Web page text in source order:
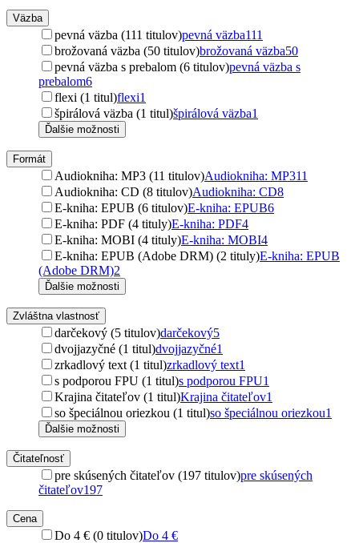
Väzba
pevná väzba (111 titulov)pevná väzba111
brožovaná väzba (50 titulov)brožovaná väzba50
pevná väzba s prebalom (6 titulov)pevná väzba s
prebalom6
flexi (1 titul)flexi1
špirálová väzba (1 titul)špirálová väzba1
Ďalšie možnosti
Formát
Audiokniha: MP3 (11 titulov)Audiokniha: MP311
Audiokniha: CD (8 titulov)Audiokniha: CD8
E-kniha: EPUB (6 titulov)E-kniha: EPUB6
E-kniha: PDF (4 tituly)E-kniha: PDF4
E-kniha: MOBI (4 tituly)E-kniha: MOBI4
E-kniha: EPUB (Adobe DRM) (2 tituly)E-kniha: EPUB
(Adobe DRM)2
Ďalšie možnosti
Zvláštna vlastnosť
darčekový (5 titulov)darčekový5
dvojjazyčné (1 titul)dvojjazyčné1
zrkadlový text (1 titul)zrkadlový text1
s podporou FPU (1 titul)s podporou FPU1
Krajina čitateľov (1 titul)Krajina čitateľov1
so špeciálnou oriezkou (1 titul)so špeciálnou oriezkou1
Ďalšie možnosti
Čitateľnosť
pre skúsených čitateľov (197 titulov)pre skúsených
čitateľov197
Cena
Do 4 € (0 titulov)Do 4 €